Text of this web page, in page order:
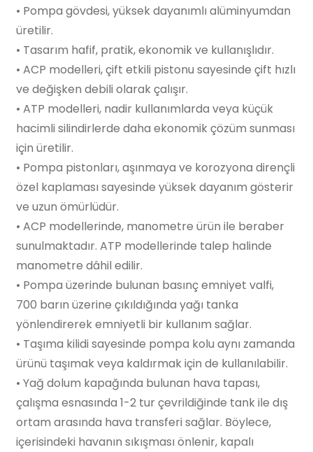
• Pompa gövdesi, yüksek dayanımlı alüminyumdan
üretilir.
• Tasarım hafif, pratik, ekonomik ve kullanışlıdır.
• ACP modelleri, çift etkili pistonu sayesinde çift hızlı
ve değişken debili olarak çalışır.
• ATP modelleri, nadir kullanımlarda veya küçük
hacimli silindirlerde daha ekonomik çözüm sunması
için üretilir.
• Pompa pistonları, aşınmaya ve korozyona dirençli
özel kaplaması sayesinde yüksek dayanım gösterir
ve uzun ömürlüdür.
• ACP modellerinde, manometre ürün ile beraber
sunulmaktadır. ATP modellerinde talep halinde
manometre dâhil edilir.
• Pompa üzerinde bulunan basınç emniyet valfi,
700 barın üzerine çıkıldığında yağı tanka
yönlendirerek emniyetli bir kullanım sağlar.
• Taşıma kilidi sayesinde pompa kolu aynı zamanda
ürünü taşımak veya kaldırmak için de kullanılabilir.
• Yağ dolum kapağında bulunan hava tapası,
çalışma esnasında 1-2 tur çevrildiğinde tank ile dış
ortam arasında hava transferi sağlar. Böylece,
içerisindeki havanın sıkışması önlenir, kapalı